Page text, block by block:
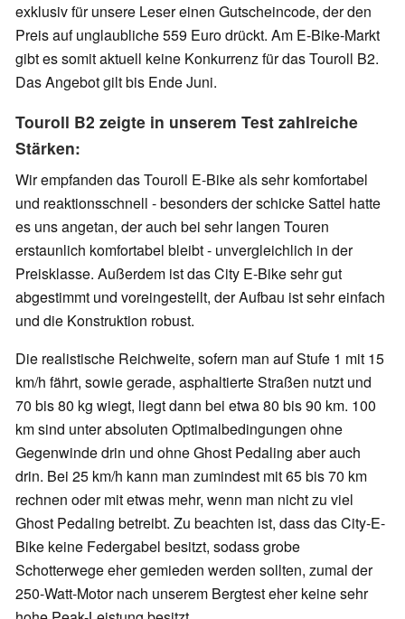
exklusiv für unsere Leser einen Gutscheincode, der den
Preis auf unglaubliche 559 Euro drückt. Am E-Bike-Markt
gibt es somit aktuell keine Konkurrenz für das Touroll B2.
Das Angebot gilt bis Ende Juni.
Touroll B2 zeigte in unserem Test zahlreiche
Stärken:
Wir empfanden das Touroll E-Bike als sehr komfortabel
und reaktionsschnell - besonders der schicke Sattel hatte
es uns angetan, der auch bei sehr langen Touren
erstaunlich komfortabel bleibt - unvergleichlich in der
Preisklasse. Außerdem ist das City E-Bike sehr gut
abgestimmt und voreingestellt, der Aufbau ist sehr einfach
und die Konstruktion robust.
Die realistische Reichweite, sofern man auf Stufe 1 mit 15
km/h fährt, sowie gerade, asphaltierte Straßen nutzt und
70 bis 80 kg wiegt, liegt dann bei etwa 80 bis 90 km. 100
km sind unter absoluten Optimalbedingungen ohne
Gegenwinde drin und ohne Ghost Pedaling aber auch
drin. Bei 25 km/h kann man zumindest mit 65 bis 70 km
rechnen oder mit etwas mehr, wenn man nicht zu viel
Ghost Pedaling betreibt. Zu beachten ist, dass das City-E-
Bike keine Federgabel besitzt, sodass grobe
Schotterwege eher gemieden werden sollten, zumal der
250-Watt-Motor nach unserem Bergtest eher keine sehr